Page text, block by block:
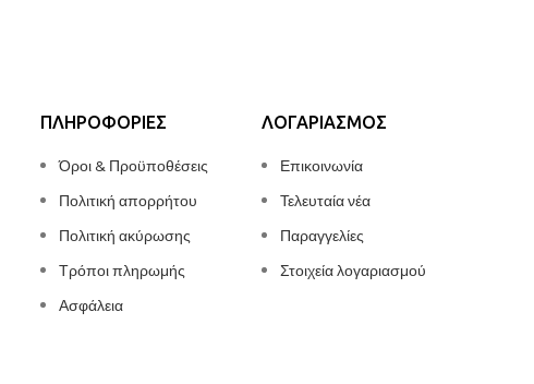
ΠΛΗΡΟΦΟΡΊΕΣ
Όροι & Προϋποθέσεις
Πολιτική απορρήτου
Πολιτική ακύρωσης
Τρόποι πληρωμής
Ασφάλεια
ΛΟΓΑΡΙΑΣΜΌΣ
Επικοινωνία
Τελευταία νέα
Παραγγελίες
Στοιχεία λογαριασμού